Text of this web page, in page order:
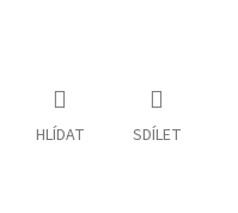
HLÍDAT SDÍLET